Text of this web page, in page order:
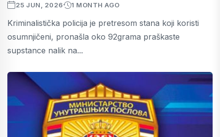
25 JUN, 2026 1 MONTH AGO
Kriminalistička policija je pretresom stana koji koristi
osumnjičeni, pronašla oko 92grama praškaste
supstance nalik na...